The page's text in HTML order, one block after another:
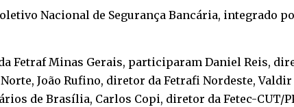
Nacional de Segurança Bancária, integrado
Fetraf Minas Gerais, participaram Daniel Reis,
João Rufino, diretor da Fetrafi Nordeste, Valdir
de Brasília, Carlos Copi, diretor da Fetec-CUT/